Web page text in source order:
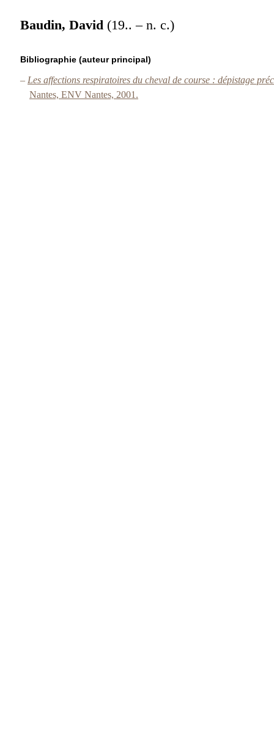
Baudin, David (19.. – n. c.)
Bibliographie (auteur principal)
– Les affections respiratoires du cheval de course : dépistage
Nantes, ENV Nantes, 2001.